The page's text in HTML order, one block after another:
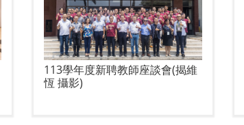
113學年度新聘教師座談會(揭維
恆 攝影)